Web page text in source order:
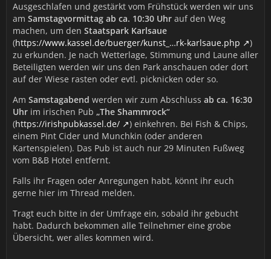
Ausgeschlafen und gestärkt vom Frühstück werden wir uns
am Samstagvormittag ab ca. 10:30 Uhr auf den Weg
machen, um den Staatspark Karlsaue
(https://www.kassel.de/buerger/kunst_…rk-karlsaue.php
)
zu erkunden. Je nach Wetterlage, Stimmung und Laune aller
Beteiligten werden wir uns den Park anschauen oder dort
auf der Wiese rasten oder evtl. picknicken oder so.
Am Samstagabend werden wir zum Abschluss ab ca. 16:30
Uhr im irischen Pub „The Shammrock“
(https://irishpubkassel.de/
) einkehren. Bei Fish & Chips,
einem Pint Cider und Munchkin (oder anderen
Kartenspielen). Das Pub ist auch nur 29 Minuten Fußweg
vom B&B Hotel entfernt.
Falls ihr Fragen oder Anregungen habt, könnt ihr euch
gerne hier im Thread melden.
Tragt euch bitte in der Umfrage ein, sobald ihr gebucht
habt. Dadurch bekommen alle Teilnehmer eine grobe
Übersicht, wer alles kommen wird.